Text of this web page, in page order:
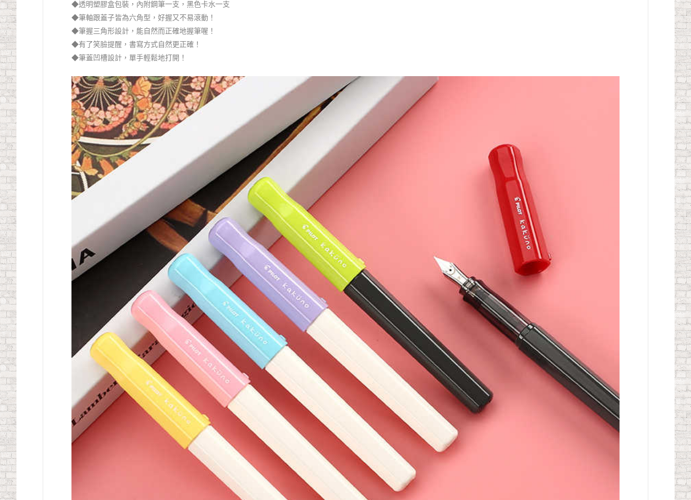
◆透明塑膠盒包裝，內附鋼筆一支，黑色卡水一支
◆筆軸跟蓋子皆為六角型，好握又不易滾動！
◆筆握三角形設計，能自然而正確地握筆喔！
◆有了笑臉提醒，書寫方式自然更正確！
◆筆蓋凹槽設計，單手輕鬆地打開！